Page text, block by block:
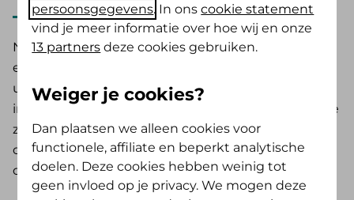
NIPT betekent: niet-invasieve prenatale test. Wil je
een NIPT? Je krijgt een vergoeding voor een NIPT
uit de basisverzekering als je een medische
indicatie hebt. Het is een bloedonderzoek tijdens je
zwangerschap. Hiermee kun je laten onderzoeken
of je kindje het downsyndroom, edwardssyndroom
of patausyndroom heeft.
persoonsgegevens. In onscookie statement
vind je meer informatie over hoe wij en onze
13 partners deze cookies gebruiken.
Weiger je cookies?
Dan plaatsen we alleen cookies voor
functionele, affiliate en beperkt analytische
doelen. Deze cookies hebben weinig tot
geen invloed op je privacy. We mogen deze